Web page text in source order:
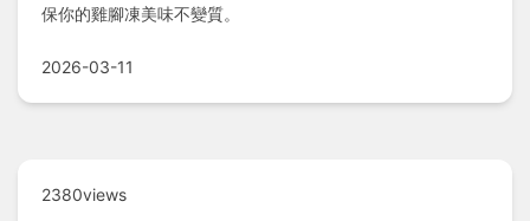
保你的雞腳凍美味不變質。
2026-03-11
2380views